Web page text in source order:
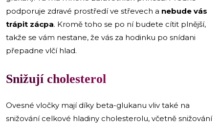
podporuje zdravé prostředí ve střevech a nebude vás
trápit zácpa. Kromě toho se po ní budete cítit plnější,
takže se vám nestane, že vás za hodinku po snídani
přepadne vlčí hlad.
Snižují cholesterol
Ovesné vločky mají díky beta-glukanu vliv také na
snižování celkové hladiny cholesterolu, včetně snižování